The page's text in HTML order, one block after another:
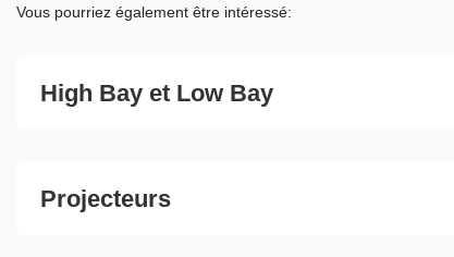
Vous pourriez également être intéressé:
High Bay et Low Bay
Projecteurs